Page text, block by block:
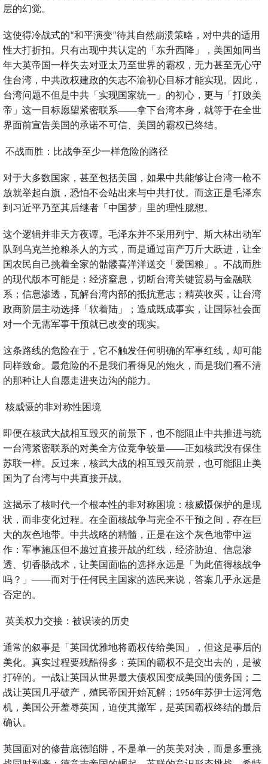
层的幻觉。
这使得冷战式的“和平演变”待其自然崩溃策略，对中共的适用
性大打折扣。只有出现中共认定的「东升西降」，美国如同当
年大英帝国一样失去对亚太乃至世界的霸权，无力甚至无心守
住台湾，中共政权建政的矢志不渝初心目标才能实现。因此，
台湾问题不但是中共「实现国家统一」的初心，更与「打败美
帝」这一目标愿望紧密联系——拿下台湾本身，就等于在全世
界面前宣告美国的承诺不可信、美国的霸权已终结。
不战而胜：比战争至少一样危险的路径
对于大多数国家，甚至包括美国，如果中共能够让台湾一枪不
放就举起白旗，恐怕不会站出来与中共打仗。而这正是毛泽东
到习近平乃至其后继者「中国梦」里的理性臆想。
这个逻辑并非天方夜谭。毛泽东并不采用列宁、斯大林出动军
队到乌克兰抢粮杀人的方式，而是通过亩产万斤大跃进，让全
国农民自己挑着全家的骷髅喜洋洋送交「爱国粮」。不战而胜
的现代版本可能是：经济窒息，切断台湾关键贸易与金融联
系；信息渗透，瓦解台湾内部的抵抗意志；精英收买，让台湾
政商阶层主动选择「软着陆」；造成既成事实，让国际社会面
对一个无需军事干预就已改变的现实。
这条路线的危险在于，它不触发任何明确的军事红线，却可能
同样致命。最危险的不是我们看得见的炮火，而是我们看不清
的那种让人自愿走进夹边沟的能力。
核威慑的非对称性困境
即便在核武大战相互毁灭的前景下，也不能阻止中共推进与统
一台湾紧密联系的对美全方位竞争较量——正如核武没有保住
苏联一样。反过来，核武大战的相互毁灭前景，也可能阻止美
国为了台湾与中共直接开战。
这揭示了核时代一个根本性的非对称困境：核威慑保护的是现
状，而非变化过程。在全面核战争与完全不干预之间，存在巨
大的灰色地带。中共战略的精髓，正是在这个灰色地带中运
作：军事施压但不越过直接开战的红线，经济胁迫、信息渗
透、切香肠战术，让美国面临的选择永远是「为此值得核战争
吗？」——而对于任何民主国家的选民来说，答案几乎永远是
否定的。
英美权力交接：被误读的历史
通常的叙事是「英国优雅地将霸权传给美国」，但这是事后的
美化。真实过程要残酷得多：英国的霸权不是交出去的，是被
打碎的。一战让英国从世界最大债权国变成美国的债务国；二
战让英国几乎破产，殖民帝国开始瓦解； 1956年苏伊士运河危
机，美国公开羞辱英国，迫使其撤军，是英国霸权终结的最后
确认。
英国面对的修昔底德陷阱，不是单一的英美对决，而是多重挑